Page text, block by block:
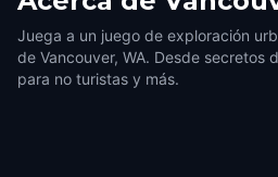
Juega a un juego de exploración
de Vancouver, WA. Desde secretos
para no turistas y más.